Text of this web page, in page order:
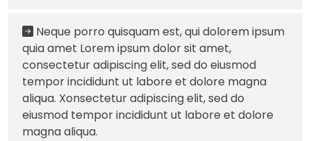
Neque porro quisquam est, qui dolorem ipsum
quia amet Lorem ipsum dolor sit amet,
consectetur adipiscing elit, sed do eiusmod
tempor incididunt ut labore et dolore magna
aliqua. Xonsectetur adipiscing elit, sed do
eiusmod tempor incididunt ut labore et dolore
magna aliqua.